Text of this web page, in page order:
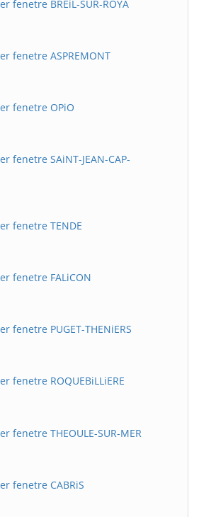
fenetre BREiL-SUR-ROYA
fenetre ASPREMONT
fenetre OPiO
fenetre SAiNT-JEAN-CAP-
fenetre TENDE
fenetre FALiCON
fenetre PUGET-THENiERS
fenetre ROQUEBiLLiERE
fenetre THEOULE-SUR-MER
fenetre CABRiS